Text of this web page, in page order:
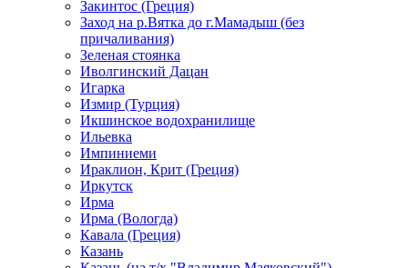
Закинтос (Греция)
Заход на р.Вятка до г.Мамадыш (без
причаливания)
Зеленая стоянка
Иволгинский Дацан
Игарка
Измир (Турция)
Икшинское водохранилище
Ильевка
Импиниеми
Ираклион, Крит (Греция)
Иркутск
Ирма
Ирма (Вологда)
Кавала (Греция)
Казань